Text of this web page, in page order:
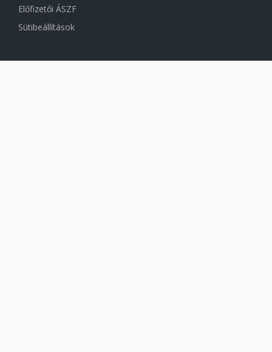
Előfizetői ÁSZF
Sütibeállítások